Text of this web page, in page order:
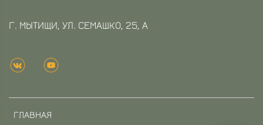
ГЛАВНАЯ
Г. МЫТИЩИ, УЛ. СЕМАШКО, 25, А